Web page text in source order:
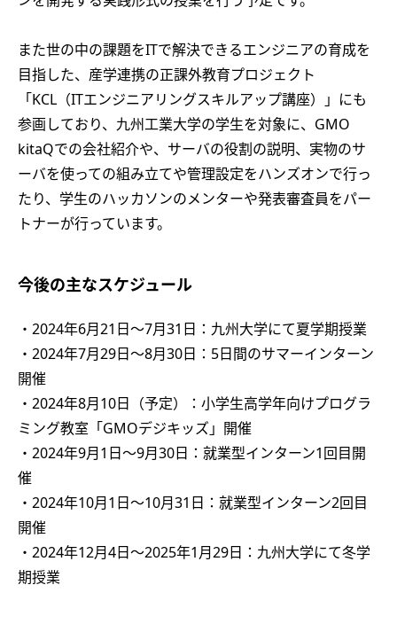
また世の中の課題をITで解決できるエンジニアの育成を
目指した、産学連携の正課外教育プロジェクト
「KCL（ITエンジニアリングスキルアップ講座）」にも
参画しており、九州工業大学の学生を対象に、GMO
kitaQでの会社紹介や、サーバの役割の説明、実物のサ
ーバを使っての組み立てや管理設定をハンズオンで行っ
たり、学生のハッカソンのメンターや発表審査員をパー
トナーが行っています。
今後の主なスケジュール
・2024年6月21日～7月31日：九州大学にて夏学期授業
・2024年7月29日～8月30日：5日間のサマーインターン
開催
・2024年8月10日（予定）：小学生高学年向けプログラ
ミング教室「GMOデジキッズ」開催
・2024年9月1日～9月30日：就業型インターン1回目開
催
・2024年10月1日～10月31日：就業型インターン2回目
開催
・2024年12月4日～2025年1月29日：九州大学にて冬学
期授業